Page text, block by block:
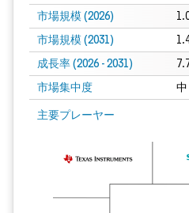
市場規模 (2026)
市場規模 (2031)
成長率 (2026 - 2031)
市場集中度 中
主要プレーヤー
画像 © Mordor Intelligence。再利用